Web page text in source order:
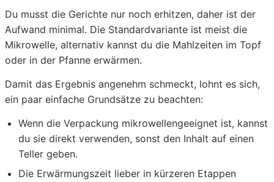
Du musst die Gerichte nur noch erhitzen, daher ist der
Aufwand minimal. Die Standardvariante ist meist die
Mikrowelle, alternativ kannst du die Mahlzeiten im Topf
oder in der Pfanne erwärmen.
Damit das Ergebnis angenehm schmeckt, lohnt es sich,
ein paar einfache Grundsätze zu beachten:
Wenn die Verpackung mikrowellengeeignet ist, kannst
du sie direkt verwenden, sonst den Inhalt auf einen
Teller geben.
Die Erwärmungszeit lieber in kürzeren Etappen